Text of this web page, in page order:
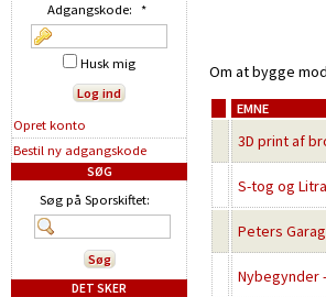
Om at bygge
EMNE
3D print af
S-tog og
Peters
Nybegynder
Adgangskode: *
Husk mig
Opret konto
Bestil ny adgangskode
SØG
Søg på Sporskiftet:
DET SKER